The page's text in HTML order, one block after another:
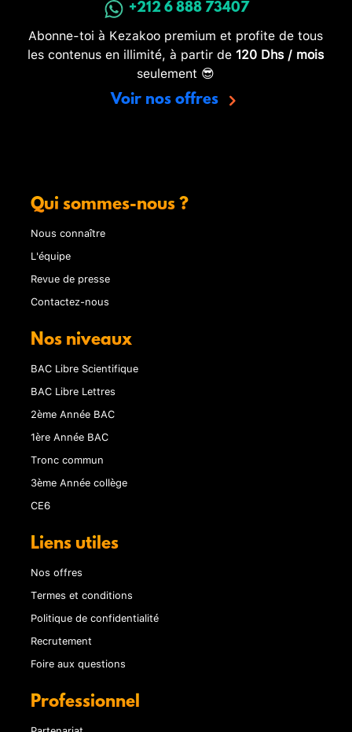
+212 6 888 73407
Abonne-toi à Kezakoo premium et profite de tous
les contenus en illimité, à partir de 120 Dhs / mois
seulement 😎
Voir nos offres
Qui sommes-nous ?
Nous connaître
L'équipe
Revue de presse
Contactez-nous
Nos niveaux
BAC Libre Scientifique
BAC Libre Lettres
2ème Année BAC
1ère Année BAC
Tronc commun
3ème Année collège
CE6
Liens utiles
Nos offres
Termes et conditions
Politique de confidentialité
Recrutement
Foire aux questions
Professionnel